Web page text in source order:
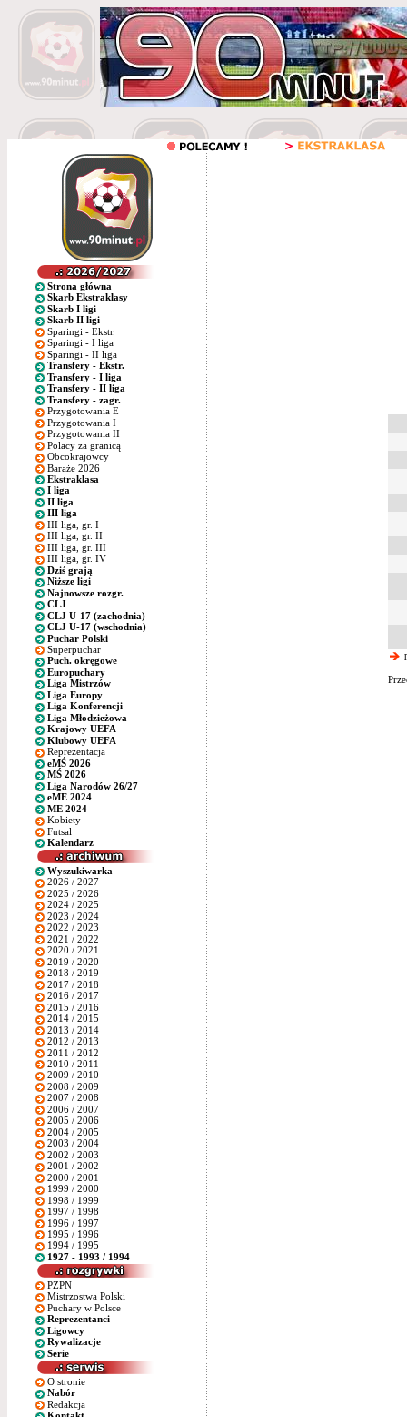
Strona główna
Skarb Ekstraklasy
Skarb I ligi
Skarb II ligi
Sparingi - Ekstr.
Sparingi - I liga
Sparingi - II liga
Transfery - Ekstr.
Transfery - I liga
Transfery - II liga
Transfery - zagr.
Przygotowania E
Przygotowania I
Przygotowania II
Polacy za granicą
Obcokrajowcy
Baraże 2026
Ekstraklasa
I liga
II liga
III liga
III liga, gr. I
III liga, gr. II
III liga, gr. III
III liga, gr. IV
Dziś grają
Niższe ligi
Najnowsze rozgr.
CLJ
CLJ U-17 (zachodnia)
CLJ U-17 (wschodnia)
Puchar Polski
Superpuchar
Puch. okręgowe
Europuchary
Liga Mistrzów
Liga Europy
Liga Konferencji
Liga Młodzieżowa
Krajowy UEFA
Klubowy UEFA
Reprezentacja
eMŚ 2026
MŚ 2026
Liga Narodów 26/27
eME 2024
ME 2024
Kobiety
Futsal
Kalendarz
Wyszukiwarka
2026 / 2027
2025 / 2026
2024 / 2025
2023 / 2024
2022 / 2023
2021 / 2022
2020 / 2021
2019 / 2020
2018 / 2019
2017 / 2018
2016 / 2017
2015 / 2016
2014 / 2015
2013 / 2014
2012 / 2013
2011 / 2012
2010 / 2011
2009 / 2010
2008 / 2009
2007 / 2008
2006 / 2007
2005 / 2006
2004 / 2005
2003 / 2004
2002 / 2003
2001 / 2002
2000 / 2001
1999 / 2000
1998 / 1999
1997 / 1998
1996 / 1997
1995 / 1996
1994 / 1995
1927 - 1993 / 1994
PZPN
Mistrzostwa Polski
Puchary w Polsce
Reprezentanci
Ligowcy
Rywalizacje
Serie
O stronie
Nabór
Redakcja